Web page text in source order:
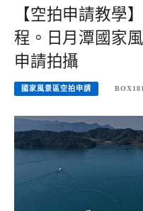
【空拍申請教學
程。日月潭國家
申請拍攝
國家風景區空拍申請